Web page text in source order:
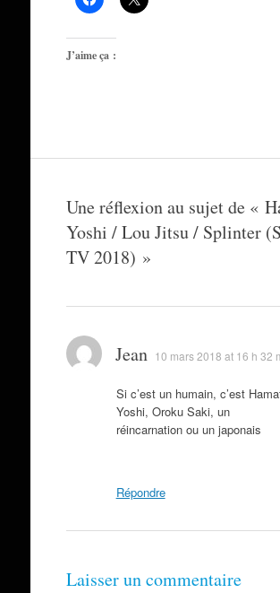
J’aime ça :
Une réflexion au sujet de «
Yoshi / Lou Jitsu / Splinter
TV 2018) »
Jean 10 mars 2018 at 16 h 32
Si c’est un humain, c’est
Yoshi, Oroku Saki, un
réincarnation ou un japonais
Répondre
Laisser un commentaire